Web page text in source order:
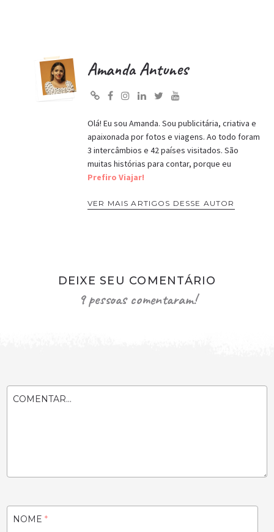
Amanda Antunes
Olá! Eu sou Amanda. Sou publicitária, criativa e
apaixonada por fotos e viagens. Ao todo foram
3 intercâmbios e 42 países visitados. São
muitas histórias para contar, porque eu
Prefiro Viajar!
VER MAIS ARTIGOS DESSE AUTOR
DEIXE SEU COMENTÁRIO
9 pessoas comentaram!
COMENTAR...
NOME*